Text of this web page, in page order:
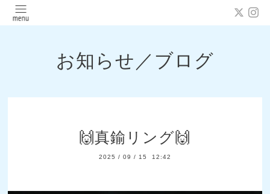
お知らせ／ブログ
🙌真鍮リング🙌
2025 / 09 / 15 12:42